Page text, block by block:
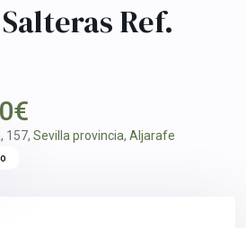
Ref.
157, Sevilla provincia, Aljarafe